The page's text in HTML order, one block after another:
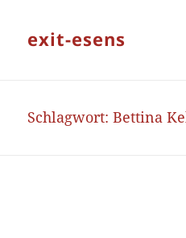
exit-esens
Schlagwort:Bettina